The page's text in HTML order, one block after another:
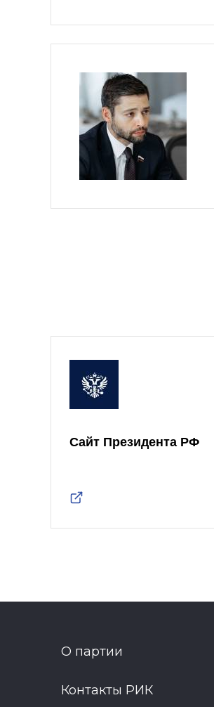
Сайт Президента РФ
О партии
Контакты РИК